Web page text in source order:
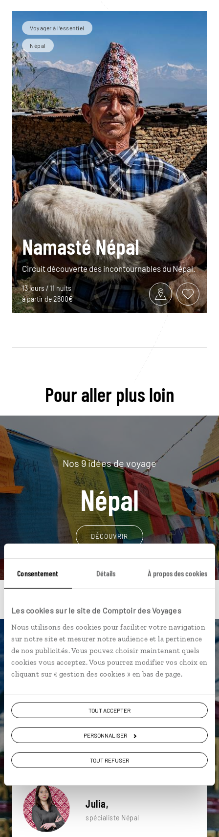
Consentement Détails À propos des cookies
Les cookies sur le site de Comptoir des Voyages
Nous utilisons des cookies pour faciliter votre navigation
sur notre site et mesurer notre audience et la pertinence
de nos publicités. Vous pouvez choisir maintenant quels
cookies vous acceptez. Vous pourrez modifier vos choix en
cliquant sur « gestion des cookies » en bas de page.
TOUT ACCEPTER
PERSONNALISER
TOUT REFUSER
Voyager à l’essentiel
Népal
Namasté Népal
Circuit découverte des incontournables du Népal.
13 jours / 11 nuits
à partir de 2600€
Pour aller plus loin
Nos 9 idées de voyage
Népal
DÉCOUVRIR
Une envie de voyage
particulière ?
Durbar Square de Patan
Changu Narayan Patan Quartier de Thamel
Julia,
spécialiste Népal